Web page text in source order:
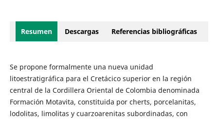
Resumen Descargas Referencias bibliográficas
Se propone formalmente una nueva unidad
litoestratigráfica para el Cretácico superior en la región
central de la Cordillera Oriental de Colombia denominada
Formación Motavita, constituida por cherts, porcelanitas,
lodolitas, limolitas y cuarzoarenitas subordinadas, con